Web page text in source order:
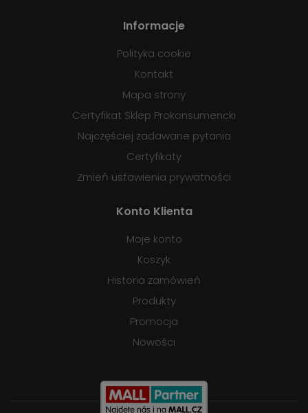
Informacje
Polityka cookie
Kontakt
Mapa strony
Certyfikat Sklep Prokonsumencki
Najczęściej zadawane pytania
Certyfikaty
Zmień ustawienia prywatności
Konto Klienta
Moje konto
Koszyk
Historia zamówień
Produkty
Promocja
Nowości